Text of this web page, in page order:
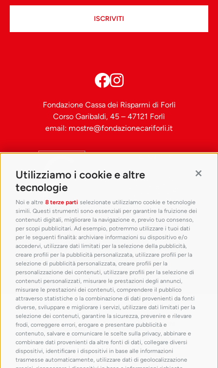
Utilizziamo i cookie e altre
tecnologie
Noi e altre 8 terze parti selezionate utilizziamo cookie e tecnologie
simili. Questi strumenti sono essenziali per garantire la fruizione dei
contenuti digitali, migliorare la navigazione e, previo tuo consenso,
per scopi pubblicitari. Ad esempio, potremmo utilizzare i tuoi dati
per le seguenti finalità: archiviare informazioni su dispositivo e/o
accedervi, utilizzare dati limitati per la selezione della pubblicità,
creare profili per la pubblicità personalizzata, utilizzare profili per la
selezione di pubblicità personalizzata, creare profili per la
personalizzazione dei contenuti, utilizzare profili per la selezione di
contenuti personalizzati, misurare le prestazioni degli annunci,
misurare le prestazioni dei contenuti, comprendere il pubblico
attraverso statistiche o la combinazione di dati provenienti da fonti
diverse, sviluppare e migliorare i servizi, utilizzare dati limitati per la
selezione dei contenuti, garantire la sicurezza, prevenire e rilevare
frodi, correggere errori, erogare e presentare pubblicità e
contenuto, salvare e comunicare le scelte sulla privacy, abbinare e
combinare dati provenienti da altre fonti di dati, collegare diversi
dispositivi, identificare i dispositivi in base alle informazioni
trasmesse automaticamente, utilizzare dati di geolocalizzazione
ISCRIVITI
Fondazione Cassa dei Risparmi di Forlì
Corso Garibaldi, 45 – 47121 Forlì
email: mostre@fondazionecariforli.it
con il patrocinio di